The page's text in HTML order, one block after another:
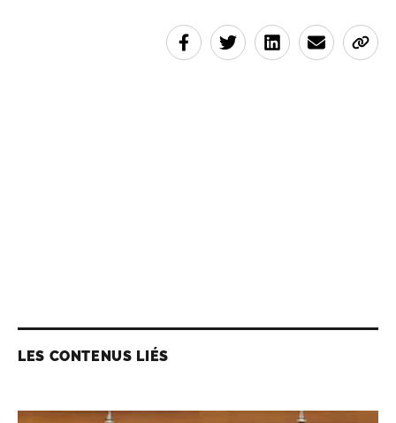
LES CONTENUS LIÉS